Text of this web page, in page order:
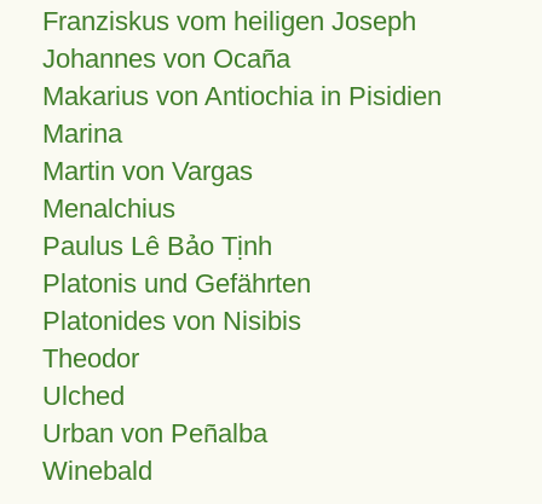
Franziskus vom heiligen Joseph
Johannes von Ocaña
Makarius von Antiochia in Pisidien
Marina
Martin von Vargas
Menalchius
Paulus Lê Bảo Tịnh
Platonis und Gefährten
Platonides von Nisibis
Theodor
Ulched
Urban von Peñalba
Winebald